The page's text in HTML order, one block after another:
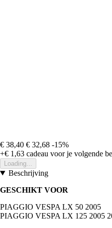
€ 38,40 € 32,68 -15%
+€ 1,63 cadeau voor je volgende
Loading...
Beschrijving
GESCHIKT VOOR
PIAGGIO VESPA LX 50 2005
PIAGGIO VESPA LX 125 2005